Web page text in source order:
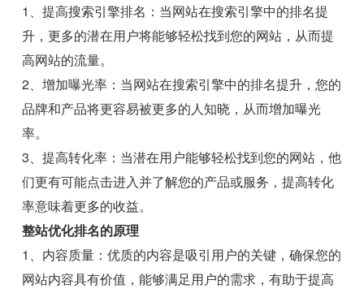
1、提高搜索引擎排名：当网站在搜索引擎中的排名提
升，更多的潜在用户将能够轻松找到您的网站，从而提
高网站的流量。
2、增加曝光率：当网站在搜索引擎中的排名提升，您的
品牌和产品将更容易被更多的人知晓，从而增加曝光
率。
3、提高转化率：当潜在用户能够轻松找到您的网站，他
们更有可能点击进入并了解您的产品或服务，提高转化
率意味着更多的收益。
整站优化排名的原理
1、内容质量：优质的内容是吸引用户的关键，确保您的
网站内容具有价值，能够满足用户的需求，有助于提高